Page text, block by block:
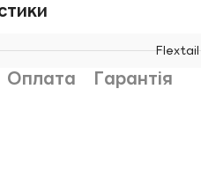
Flextail
Оплата Гарантія